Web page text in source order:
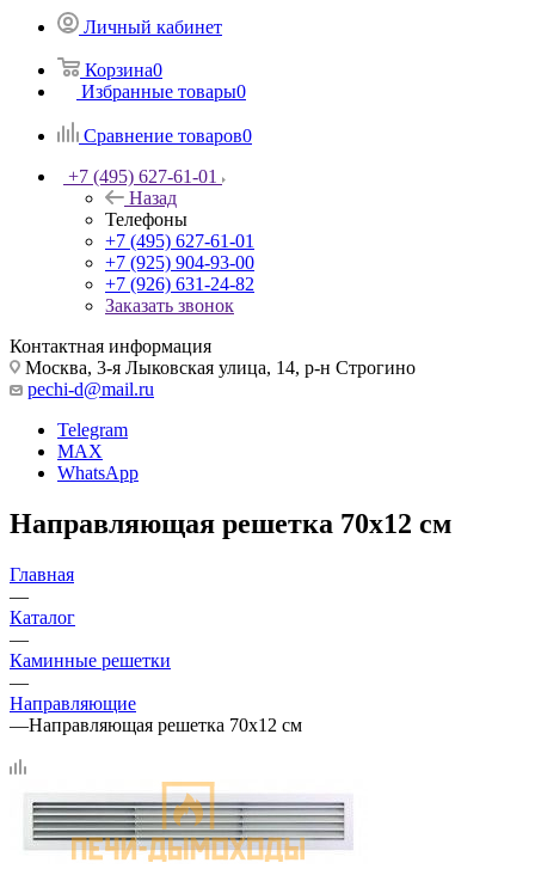
Личный кабинет
Корзина0
Избранные товары0
Сравнение товаров0
+7 (495) 627-61-01
Назад
Телефоны
+7 (495) 627-61-01
+7 (925) 904-93-00
+7 (926) 631-24-82
Заказать звонок
Контактная информация
Москва, 3-я Лыковская улица, 14, р-н Строгино
pechi-d@mail.ru
Telegram
MAX
WhatsApp
Направляющая решетка 70х12 см
Главная
—
Каталог
—
Каминные решетки
—
Направляющие
—Направляющая решетка 70х12 см